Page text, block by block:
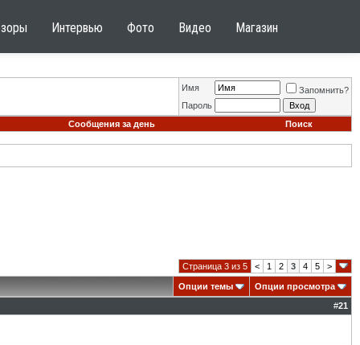
Интервью Фото Видео Магазин
Имя
Запомнить?
Пароль
Сообщения за день
Поиск
Страница 3 из 5 < 1 2 3 4 5 >
Опции темы
Опции просмотра
#21